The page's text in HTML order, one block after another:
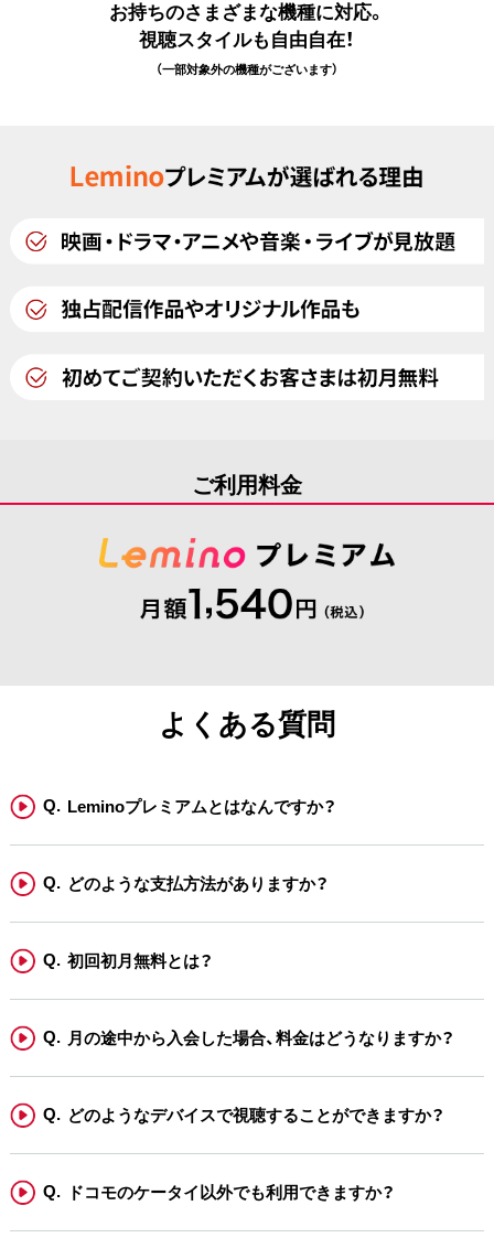
お持ちのさまざまな機種に対応。
視聴スタイルも自由自在！
（一部対象外の機種がございます）
ご利用料金
よくある質問
Leminoプレミアムとはなんですか？
どのような支払方法がありますか？
初回初月無料とは？
月の途中から入会した場合、料金はどうなりますか？
どのようなデバイスで視聴することができますか？
ドコモのケータイ以外でも利用できますか？